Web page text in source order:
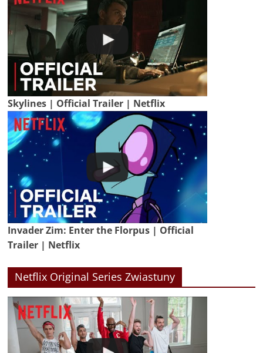
Skylines | Official Trailer | Netflix
Invader Zim: Enter the Florpus | Official
Trailer | Netflix
Netflix Original Series Zwiastuny